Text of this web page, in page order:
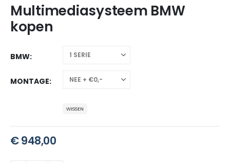
Multimediasysteem BMW
kopen
BMW
MONTAGE
WISSEN
€948,00